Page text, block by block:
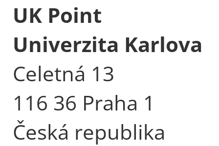
UK Point
Univerzita Karlova
Celetná 13
116 36 Praha 1
Česká republika